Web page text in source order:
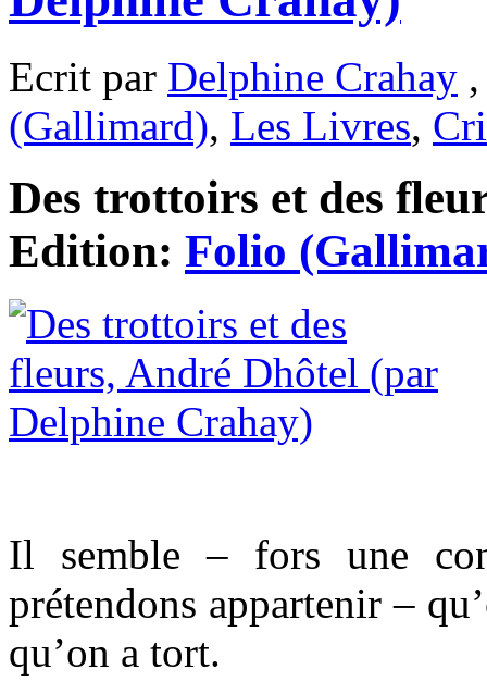
Ecrit par Delphine Crahay
(Gallimard), Les Livres,
Des trottoirs et des
Edition: Folio
Il semble – fors une
prétendons appartenir –
qu’on a tort.